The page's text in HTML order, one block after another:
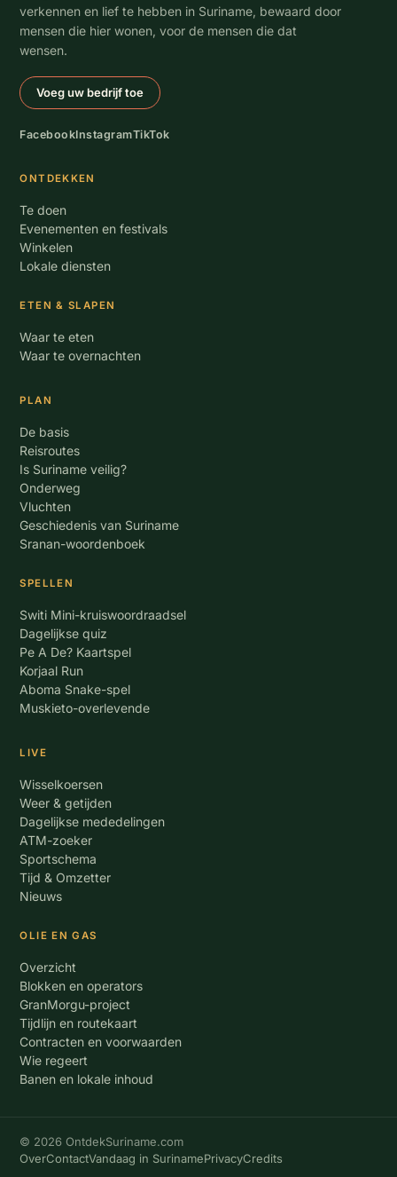
verkennen en lief te hebben in Suriname, bewaard door
mensen die hier wonen, voor de mensen die dat
wensen.
Voeg uw bedrijf toe
FacebookInstagramTikTok
ONTDEKKEN
Te doen
Evenementen en festivals
Winkelen
Lokale diensten
ETEN & SLAPEN
Waar te eten
Waar te overnachten
PLAN
De basis
Reisroutes
Is Suriname veilig?
Onderweg
Vluchten
Geschiedenis van Suriname
Sranan-woordenboek
SPELLEN
Switi Mini-kruiswoordraadsel
Dagelijkse quiz
Pe A De? Kaartspel
Korjaal Run
Aboma Snake-spel
Muskieto-overlevende
LIVE
Wisselkoersen
Weer & getijden
Dagelijkse mededelingen
ATM-zoeker
Sportschema
Tijd & Omzetter
Nieuws
OLIE EN GAS
Overzicht
Blokken en operators
GranMorgu-project
Tijdlijn en routekaart
Contracten en voorwaarden
Wie regeert
Banen en lokale inhoud
© 2026 OntdekSuriname.com
OverContactVandaag in SurinamePrivacyCredits